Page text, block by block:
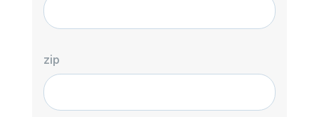
zip